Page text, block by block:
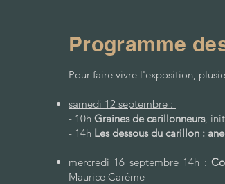
Programme
Pour faire vivre l'exposition,
samedi 12 septembre :
- 10h Graines de carillonneurs,
​- 14h Les dessous du carillon :
mercredi 16 septembre 14h :
Maurice Carême